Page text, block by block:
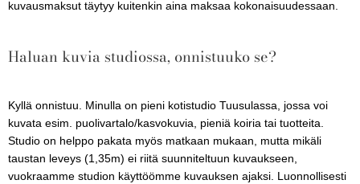
kuvausmaksut täytyy kuitenkin aina maksaa kokonaisuudessaan.
Haluan kuvia studiossa, onnistuuko se?
Kyllä onnistuu. Minulla on pieni kotistudio Tuusulassa, jossa voi
kuvata esim. puolivartalo/kasvokuvia, pieniä koiria tai tuotteita.
Studio on helppo pakata myös matkaan mukaan, mutta mikäli
taustan leveys (1,35m) ei riitä suunniteltuun kuvaukseen,
vuokraamme studion käyttöömme kuvauksen ajaksi. Luonnollisesti